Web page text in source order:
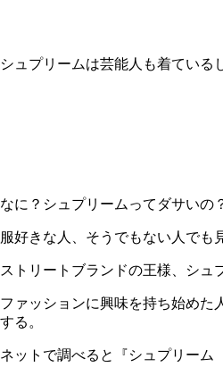
シュプリームは芸能人も着ている
なに？シュプリームってダサいの
服好きな人、そうでもない人でも
ストリートブランドの王様、シュ
ファッションに興味を持ち始めた
する。
ネットで調べると 『シュプリーム